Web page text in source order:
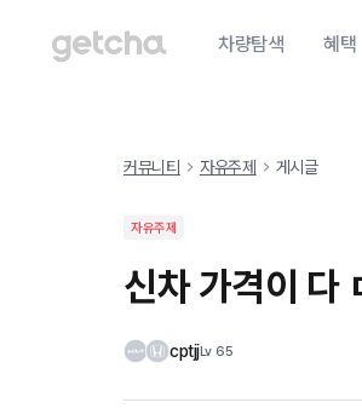
차량탐색 혜택
커뮤니티 자유주제 게시글
자유주제
신차 가격이 다
cptjjLv65